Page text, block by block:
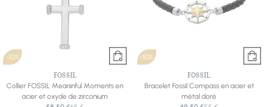
-10%
FOSSIL
Collier FOSSIL Meaninful Moments en
acier et oxyde de zirconium
-10%
FOSSIL
Bracelet Fossil Compass en acier et
métal doré